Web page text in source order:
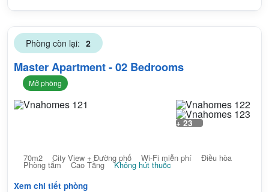
Phòng còn lại: 2
Master Apartment - 02 Bedrooms
Mở phòng
+ 23
70m2 City View + Đường phố Wi-Fi miễn phí Điều hòa
Phòng tắm Cao Tầng
Không hút thuốc
Xem chi tiết phòng